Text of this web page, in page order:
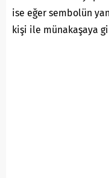
ise eğer sembolün
kişi ile münakaşaya